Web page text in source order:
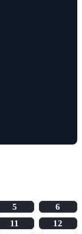
5
6
11
12